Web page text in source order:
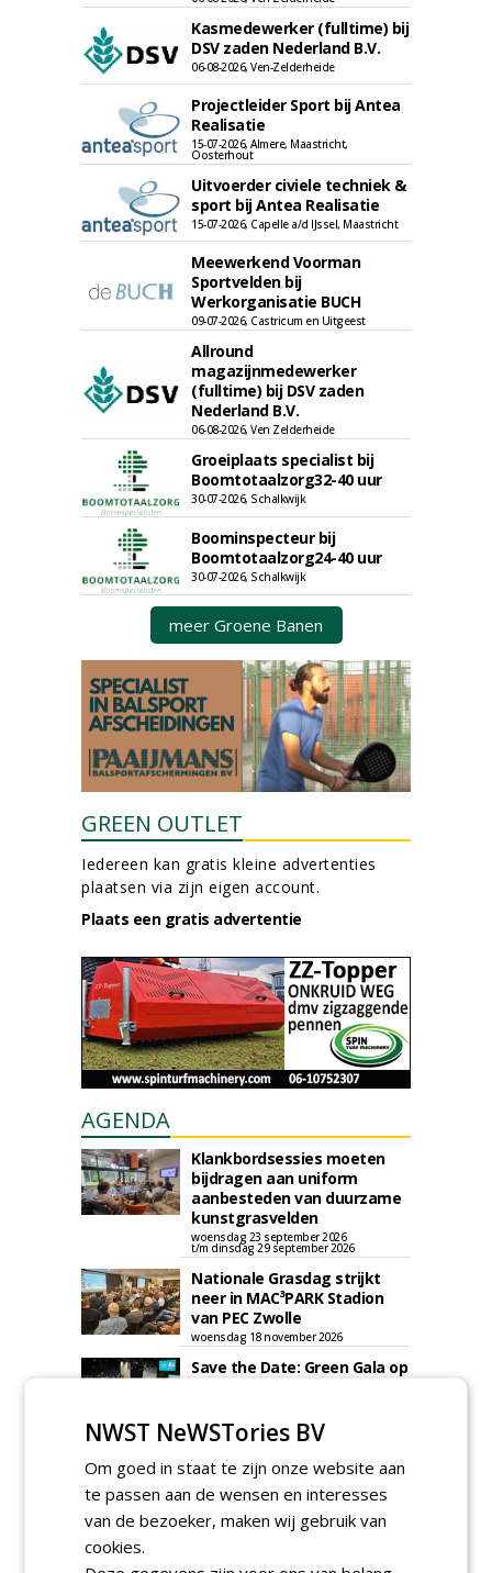
Kasmedewerker (fulltime) bij
DSV zaden Nederland B.V.
06-08-2026, Ven-Zelderheide
Projectleider Sport bij Antea
Realisatie
15-07-2026, Almere, Maastricht,
Oosterhout
Uitvoerder civiele techniek &
sport bij Antea Realisatie
15-07-2026, Capelle a/d IJssel, Maastricht
Meewerkend Voorman
Sportvelden bij
Werkorganisatie BUCH
09-07-2026, Castricum en Uitgeest
Allround
magazijnmedewerker
(fulltime) bij DSV zaden
Nederland B.V.
06-08-2026, Ven Zelderheide
Groeiplaats specialist bij
Boomtotaalzorg32-40 uur
30-07-2026, Schalkwijk
Boominspecteur bij
Boomtotaalzorg24-40 uur
30-07-2026, Schalkwijk
meer Groene Banen
GREEN OUTLET
Iedereen kan gratis kleine advertenties
plaatsen via zijn eigen account.
Plaats een gratis advertentie
AGENDA
Klankbordsessies moeten
bijdragen aan uniform
aanbesteden van duurzame
kunstgrasvelden
woensdag 23 september 2026
t/m dinsdag 29 september 2026
Nationale Grasdag strijkt
neer in MAC³PARK Stadion
van PEC Zwolle
woensdag 18 november 2026
Save the Date: Green Gala op
NWST NeWSTories BV
Om goed in staat te zijn onze website aan
te passen aan de wensen en interesses
van de bezoeker, maken wij gebruik van
cookies.